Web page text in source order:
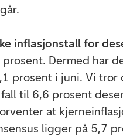
inflasjonstall for
Dermed har
prosent i juni. Vi tror
til 6,6 prosent
at
ligger på 5,7